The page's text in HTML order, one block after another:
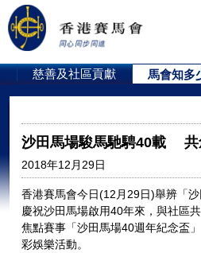
慈善及社區貢獻 馬會知多
沙田馬場駿馬馳騁40載 共
2018年12月29日
香港賽馬會今日(12月29日)舉辨「
慶祝沙田馬場啟用40年來，與社區
焦點賽事「沙田馬場40週年紀念盃
彩娛樂活動。